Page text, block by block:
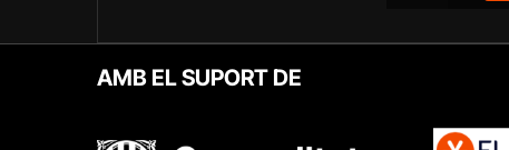
AMB EL SUPORT DE